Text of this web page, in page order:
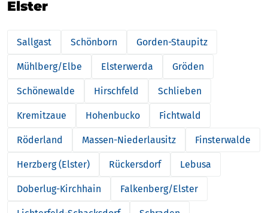
Elster
Sallgast Schönborn Gorden-Staupitz
Mühlberg/Elbe Elsterwerda Gröden
Schönewalde Hirschfeld Schlieben
Kremitzaue Hohenbucko Fichtwald
Röderland Massen-Niederlausitz Finsterwalde
Herzberg (Elster) Rückersdorf Lebusa
Doberlug-Kirchhain Falkenberg/Elster